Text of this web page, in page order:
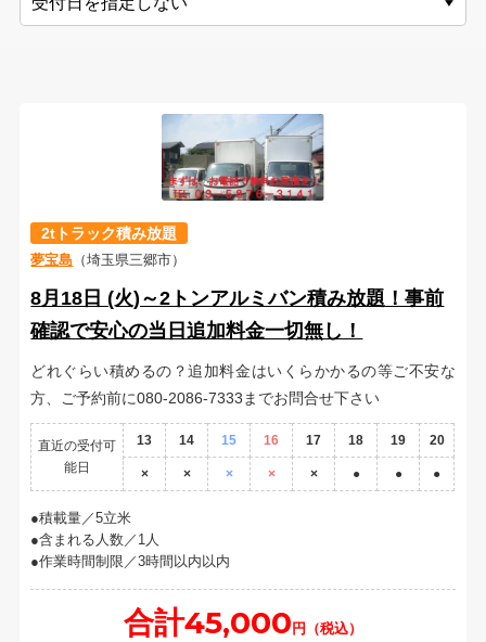
2tトラック積み放題
夢宝島 （埼玉県三郷市）
8月18日 (火)～2トンアルミバン積み放題！事前
確認で安心の当日追加料金一切無し！
どれぐらい積めるの？追加料金はいくらかかるの等ご不安な
方、ご予約前に080-2086-7333までお問合せ下さい
直近の受付可
能日
13 14 15 16 17 18 19 20
× × × × × ● ● ●
積載量／5立米
含まれる人数／1人
作業時間制限／3時間以内以内
合計45,000 円（税込）